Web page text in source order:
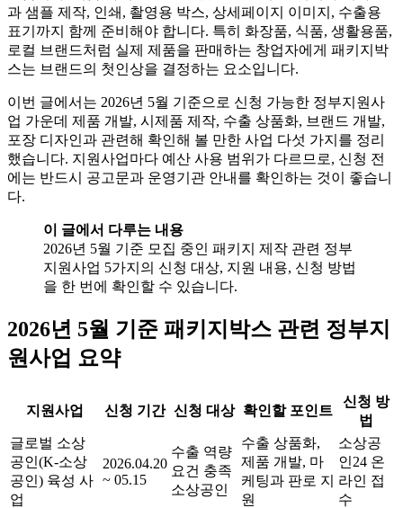
과 샘플 제작, 인쇄, 촬영용 박스, 상세페이지 이미지, 수출용
표기까지 함께 준비해야 합니다. 특히 화장품, 식품, 생활용품,
로컬 브랜드처럼 실제 제품을 판매하는 창업자에게 패키지박
스는 브랜드의 첫인상을 결정하는 요소입니다.
이번 글에서는 2026년 5월 기준으로 신청 가능한 정부지원사
업 가운데 제품 개발, 시제품 제작, 수출 상품화, 브랜드 개발,
포장 디자인과 관련해 확인해 볼 만한 사업 다섯 가지를 정리
했습니다. 지원사업마다 예산 사용 범위가 다르므로, 신청 전
에는 반드시 공고문과 운영기관 안내를 확인하는 것이 좋습니
다.
이 글에서 다루는 내용
2026년 5월 기준 모집 중인 패키지 제작 관련 정부
지원사업 5가지의 신청 대상, 지원 내용, 신청 방법
을 한 번에 확인할 수 있습니다.
2026년 5월 기준 패키지박스 관련 정부지
원사업 요약
지원사업 신청 기간 신청 대상 확인할 포인트
신청 방
법
글로벌 소상
공인(K-소상
공인) 육성 사
업
2026.04.20
~ 05.15
수출 역량
요건 충족
소상공인
수출 상품화,
제품 개발, 마
케팅과 판로 지
원
소상공
인24 온
라인 접
수